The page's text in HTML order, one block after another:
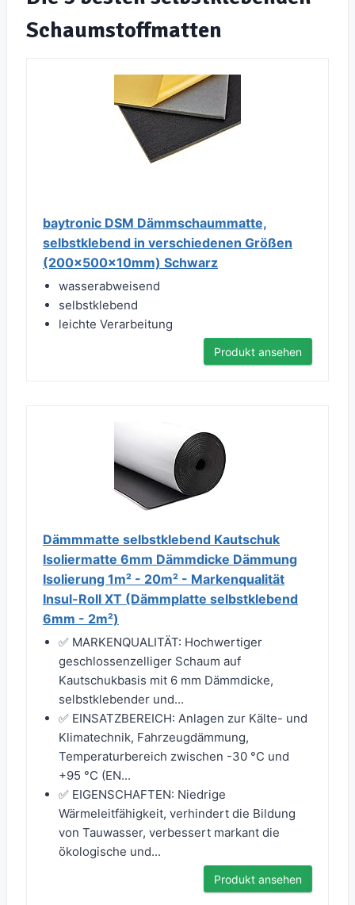
Schaumstoffmatten
baytronic DSM Dämmschaummatte,
selbstklebend in verschiedenen Größen
(200x500x10mm) Schwarz
wasserabweisend
selbstklebend
leichte Verarbeitung
Produkt ansehen
Dämmmatte selbstklebend Kautschuk
Isoliermatte 6mm Dämmdicke Dämmung
Isolierung 1m² - 20m² - Markenqualität
Insul-Roll XT (Dämmplatte selbstklebend
6mm - 2m²)
✅ MARKENQUALITÄT: Hochwertiger
geschlossenzelliger Schaum auf
Kautschukbasis mit 6 mm Dämmdicke,
selbstklebender und...
✅ EINSATZBEREICH: Anlagen zur Kälte- und
Klimatechnik, Fahrzeugdämmung,
Temperaturbereich zwischen -30 °C und
+95 °C (EN...
✅ EIGENSCHAFTEN: Niedrige
Wärmeleitfähigkeit, verhindert die Bildung
von Tauwasser, verbessert markant die
ökologische und...
Produkt ansehen